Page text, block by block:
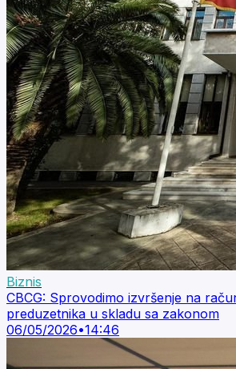
Biznis
CBCG: Sprovodimo izvršenje na
preduzetnika u skladu sa zakonom
06/05/2026•14:46